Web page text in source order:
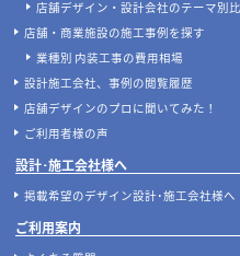
店舗開業･改装をご検討中の施主様へ
店舗開業･改装をご検討中の方へ
内装の費用相場シミュレーター
デザイン設計・施工会社を探す